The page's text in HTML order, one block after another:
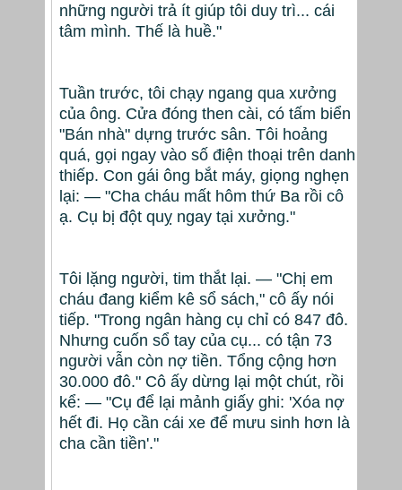
những người trả ít giúp tôi duy trì... cái
tâm mình. Thế là huề."
Tuần trước, tôi chạy ngang qua xưởng
của ông. Cửa đóng then cài, có tấm biển
"Bán nhà" dựng trước sân. Tôi hoảng
quá, gọi ngay vào số điện thoại trên danh
thiếp. Con gái ông bắt máy, giọng nghẹn
lại: — "Cha cháu mất hôm thứ Ba rồi cô
ạ. Cụ bị đột quỵ ngay tại xưởng."
Tôi lặng người, tim thắt lại. — "Chị em
cháu đang kiểm kê sổ sách," cô ấy nói
tiếp. "Trong ngân hàng cụ chỉ có 847 đô.
Nhưng cuốn sổ tay của cụ... có tận 73
người vẫn còn nợ tiền. Tổng cộng hơn
30.000 đô." Cô ấy dừng lại một chút, rồi
kể: — "Cụ để lại mảnh giấy ghi: 'Xóa nợ
hết đi. Họ cần cái xe để mưu sinh hơn là
cha cần tiền'."